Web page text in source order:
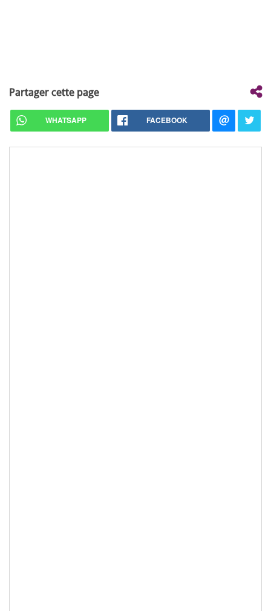
Partager cette page
WHATSAPP FACEBOOK